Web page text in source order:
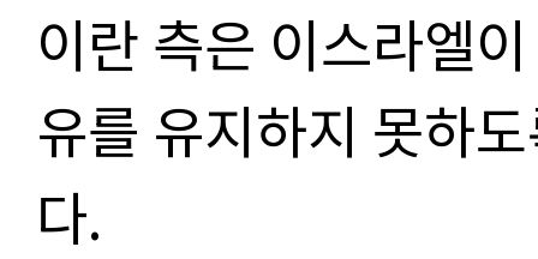
이란 측은 이스라엘
유를 유지하지 못하
다.